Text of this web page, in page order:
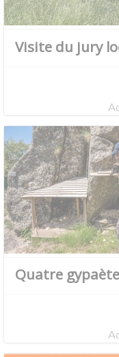
Visite du jury
Quatre